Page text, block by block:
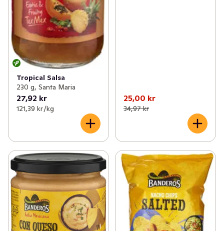
Tropical Salsa
230 g, Santa Maria
27,92 kr
121,39 kr /kg
25,00 kr
34,97 kr